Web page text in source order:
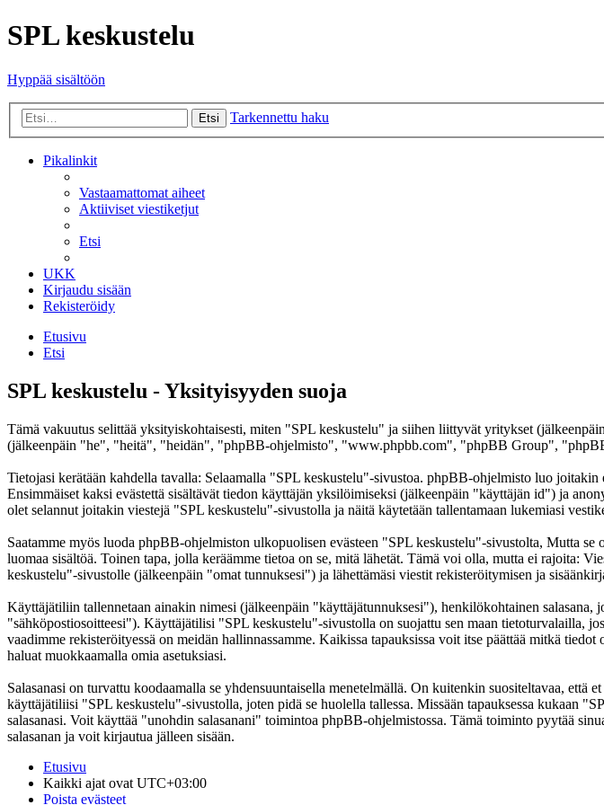
SPL keskustelu
Hyppää sisältöön
Etsi Tarkennettu haku
Pikalinkit
Vastaamattomat aiheet
Aktiiviset viestiketjut
Etsi
UKK
Kirjaudu sisään
Rekisteröidy
Etusivu
Etsi
SPL keskustelu - Yksityisyyden suoja
Tämä vakuutus selittää yksityiskohtaisesti, miten "SPL keskustelu" ja siihen liittyvät yritykset
(jälkeenpäin "he", "heitä", "heidän", "phpBB-ohjelmisto", "www.phpbb.com", "phpBB Group",
Tietojasi kerätään kahdella tavalla: Selaamalla "SPL keskustelu"-sivustoa. phpBB-ohjelmisto luo
Ensimmäiset kaksi evästettä sisältävät tiedon käyttäjän yksilöimiseksi (jälkeenpäin "käyttäjän id") ja
olet selannut joitakin viestejä "SPL keskustelu"-sivustolla ja näitä käytetään tallentamaan lukemiasi
Saatamme myös luoda phpBB-ohjelmiston ulkopuolisen evästeen "SPL keskustelu"-sivustolta, Mutta
luomaa sisältöä. Toinen tapa, jolla keräämme tietoa on se, mitä lähetät. Tämä voi olla, mutta ei rajoita:
keskustelu"-sivustolle (jälkeenpäin "omat tunnuksesi") ja lähettämäsi viestit rekisteröitymisen ja
Käyttäjätiliin tallennetaan ainakin nimesi (jälkeenpäin "käyttäjätunnuksesi"), henkilökohtainen
"sähköpostiosoitteesi"). Käyttäjätilisi "SPL keskustelu"-sivustolla on suojattu sen maan tietoturvalailla,
vaadimme rekisteröityessä on meidän hallinnassamme. Kaikissa tapauksissa voit itse päättää mitkä
haluat muokkaamalla omia asetuksiasi.
Salasanasi on turvattu koodaamalla se yhdensuuntaisella menetelmällä. On kuitenkin suositeltavaa,
käyttäjätiliisi "SPL keskustelu"-sivustolla, joten pidä se huolella tallessa. Missään tapauksessa kukaan
salasanasi. Voit käyttää "unohdin salasanani" toimintoa phpBB-ohjelmistossa. Tämä toiminto pyytää
salasanan ja voit kirjautua jälleen sisään.
Etusivu
Kaikki ajat ovat UTC+03:00
Poista evästeet